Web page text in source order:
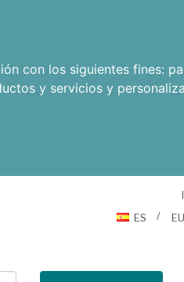
con los siguientes fines:
y servicios y
ES